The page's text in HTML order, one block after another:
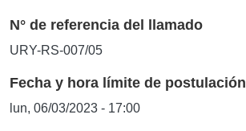
N° de referencia del llamado
URY-RS-007/05
Fecha y hora límite de postulación
lun, 06/03/2023 - 17:00